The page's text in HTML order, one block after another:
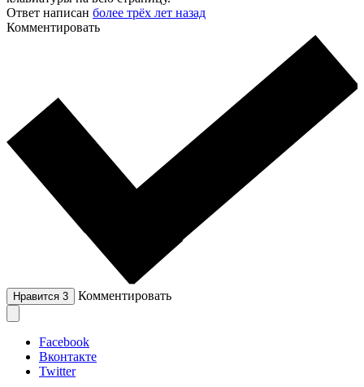
Ответ написан более трёх лет назад
Комментировать
Нравится 3 Комментировать
Facebook
Вконтакте
Twitter